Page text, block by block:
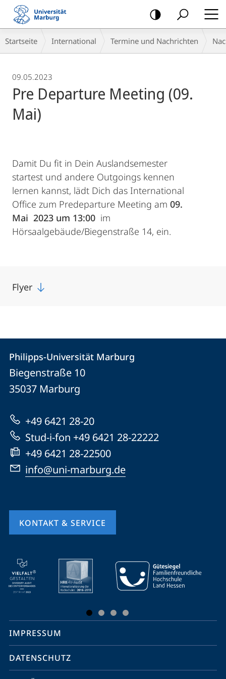
Mobile-
Navigation
Breadcrumb-
Navigation
Startseite International Termine und Nachrichten
09.05.2023
Pre Departure Meeting (09.
Mai)
Damit Du fit in Dein Auslandsemester
startest und andere Outgoings kennen
lernen kannst, lädt Dich das International
Office zum Predeparture Meeting am 09.
Mai 2023 um 13:00 im
Hörsaalgebäude/Biegenstraße 14, ein.
Flyer
Kontakt
und
Informationen
zur
Website
Kontaktinformationen
Philipps-
Universität
Marburg
Philipps-Universität Marburg
Biegenstraße 10
35037 Marburg
+49 6421 28-20
Stud-i-fon +49 6421 28-22222
+49 6421 28-22500
info@uni-marburg.de
KONTAKT & SERVICE
Mobile-
Service-
Navigation
Social
Media
Kontakte
IMPRESSUM
DATENSCHUTZ